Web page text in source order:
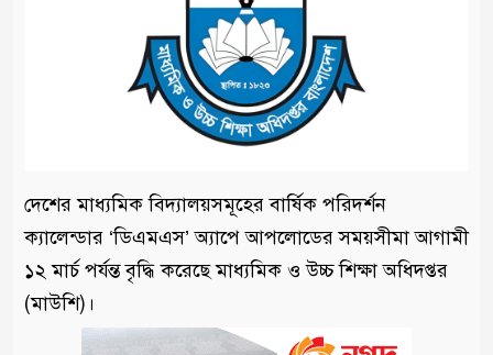
দেশের মাধ্যমিক বিদ্যালয়সমূহের বার্ষিক পরিদর্শন
ক্যালেন্ডার ‘ডিএমএস’ অ্যাপে আপলোডের সময়সীমা আগামী
১২ মার্চ পর্যন্ত বৃদ্ধি করেছে মাধ্যমিক ও উচ্চ শিক্ষা অধিদপ্তর
(মাউশি)।